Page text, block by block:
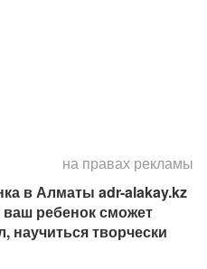
на правах рекламы
в Алматы adr-alakay.kz
ваш ребенок сможет
научиться творчески